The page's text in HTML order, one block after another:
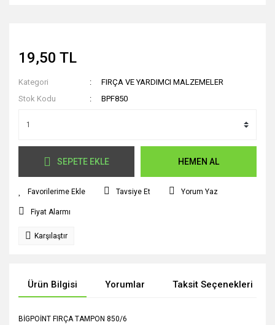
19,50 TL
Kategori
FIRÇA VE YARDIMCI MALZEMELER
Stok Kodu
BPF850
SEPETE EKLE HEMEN AL
Tavsiye Et Yorum Yaz
Fiyat Alarmı
Karşılaştır
Ürün Bilgisi Yorumlar Taksit Seçenekleri
BİGPOİNT FIRÇA TAMPON 850/6